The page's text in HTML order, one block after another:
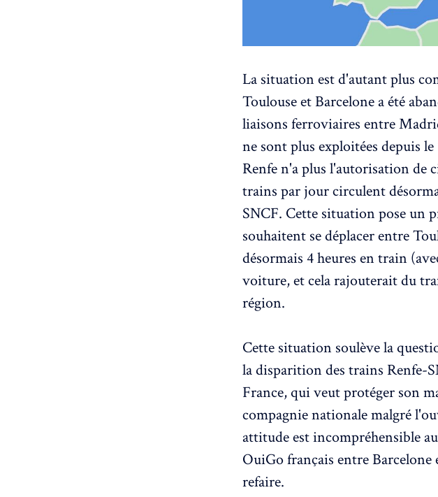
La situation est d'autant plus
Toulouse et Barcelone a été
liaisons ferroviaires entre
ne sont plus exploitées depuis
Renfe n'a plus l'autorisation de
trains par jour circulent
SNCF. Cette situation pose un
souhaitent se déplacer entre
désormais 4 heures en train
voiture, et cela rajouterait du
région.
Cette situation soulève la
la disparition des trains Renfe-
France, qui veut protéger son
compagnie nationale malgré
attitude est incompréhensible
OuiGo français entre
refaire.